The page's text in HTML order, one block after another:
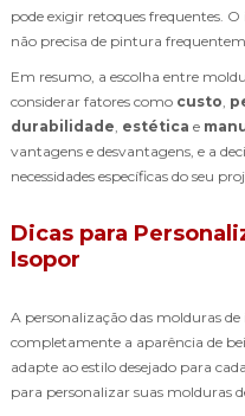
pode exigir retoques frequentes.
não precisa de pintura
Em resumo, a escolha entre
considerar fatores como custo
durabilidade estética e
vantagens e desvantagens, e a
necessidades específicas do seu
Dicas para
Isopor
A personalização das molduras
completamente a aparência de
adapte ao estilo desejado para
para personalizar suas molduras